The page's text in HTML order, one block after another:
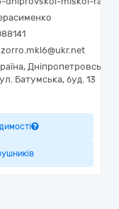
, Дніпропетровська
Батумська, буд. 13